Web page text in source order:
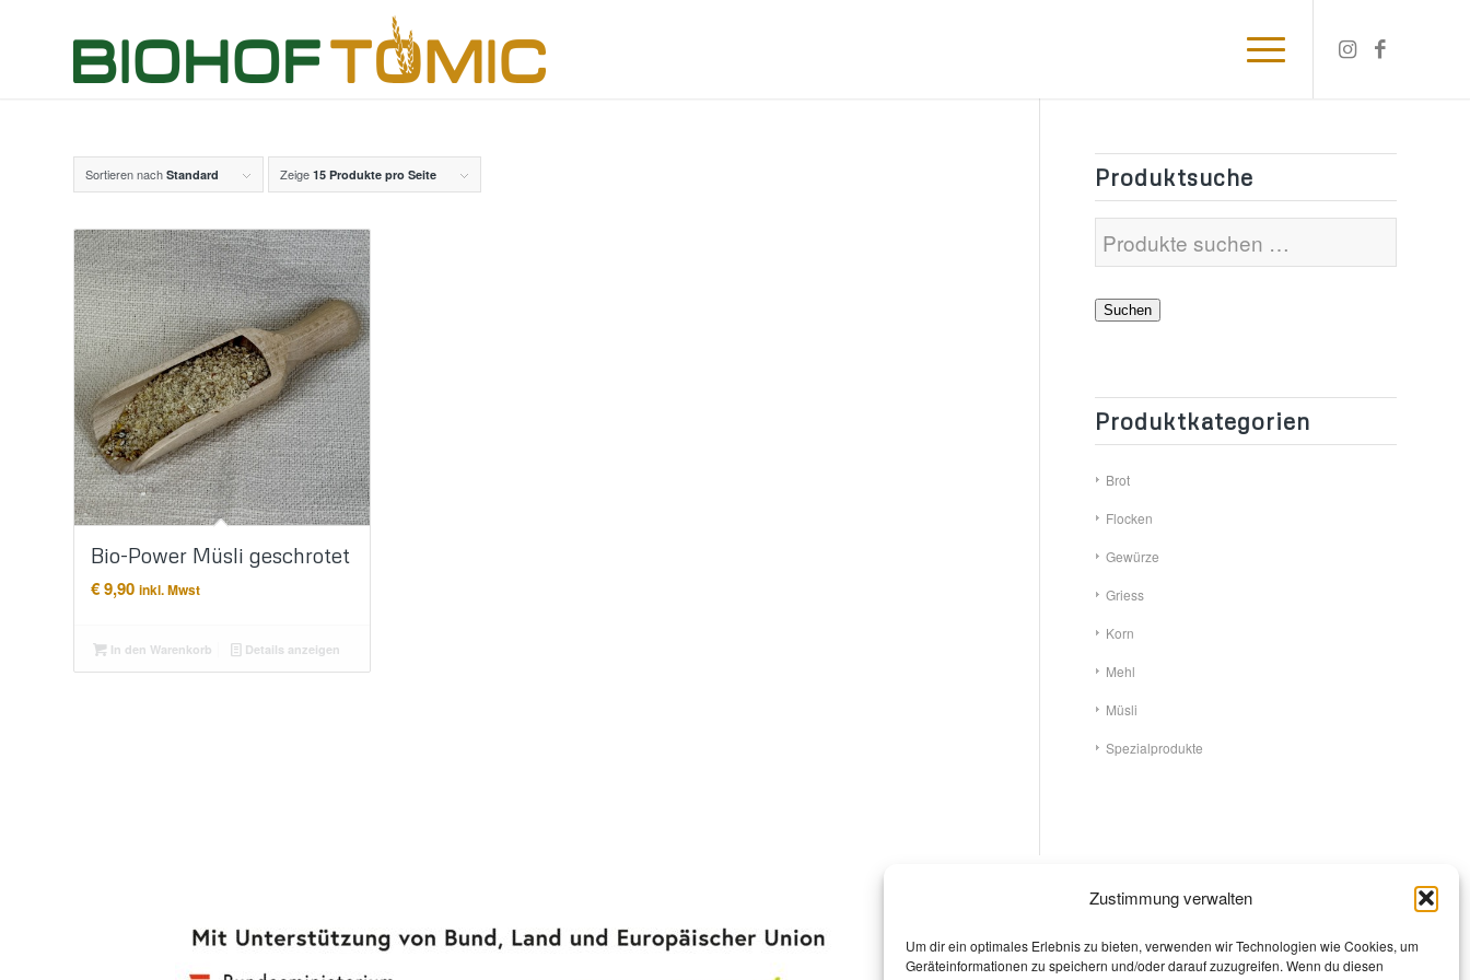
Zustimmung verwalten
Um dir ein optimales Erlebnis zu bieten, verwenden wir Technologien wie Cookies, um
Geräteinformationen zu speichern und/oder darauf zuzugreifen. Wenn du diesen
Sortieren nach Standard Zeige 15 Produkte pro Seite
Bio-Power Müsli geschrotet
€9,90 inkl. Mwst
In den Warenkorb Details anzeigen
Produktsuche
Suchen
Produktkategorien
Brot
Flocken
Gewürze
Griess
Korn
Mehl
Müsli
Spezialprodukte